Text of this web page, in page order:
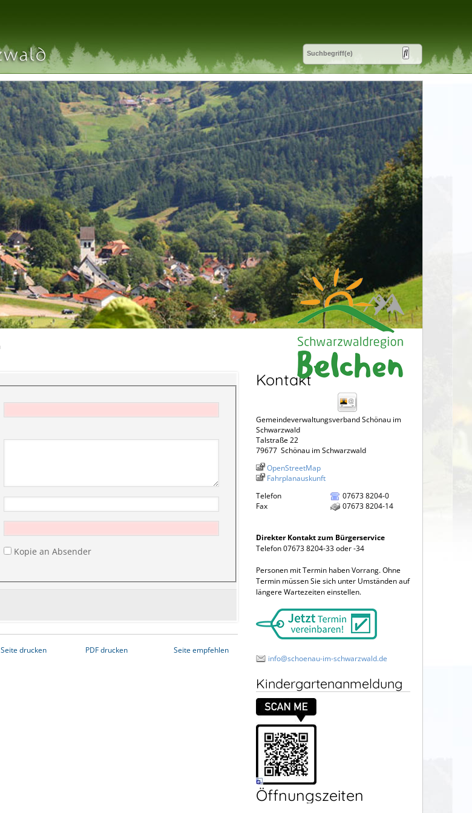
Kopie an Absender
Seite drucken PDF drucken Seite empfehlen
Kontakt
Gemeindeverwaltungsverband Schönau im
Schwarzwald
Talstraße 22
79677 Schönau im Schwarzwald
OpenStreetMap
Fahrplanauskunft
Telefon
07673 8204-0
Fax
07673 8204-14
Direkter Kontakt zum Bürgerservice
Telefon 07673 8204-33 oder -34
Personen mit Termin haben Vorrang. Ohne
Termin müssen Sie sich unter Umständen auf
längere Wartezeiten einstellen.
info@schoenau-im-schwarzwald.de
Kindergartenanmeldung
Öffnungszeiten